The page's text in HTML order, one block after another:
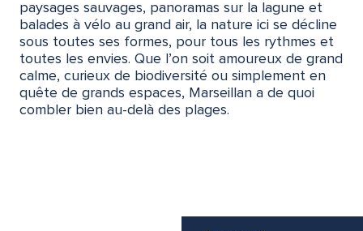
paysages sauvages, panoramas sur la lagune et
balades à vélo au grand air, la nature ici se décline
sous toutes ses formes, pour tous les rythmes et
toutes les envies. Que l’on soit amoureux de grand
calme, curieux de biodiversité ou simplement en
quête de grands espaces, Marseillan a de quoi
combler bien au-delà des plages.